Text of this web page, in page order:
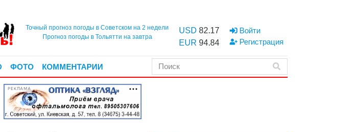
Точный прогноз погоды в Советском на 2 недели
Прогноз погоды в Тольятти на завтра
USD 82.17
EUR 94.84
Войти
Регистрация
ФОТО КОММЕНТАРИИ
РЕКЛАМА